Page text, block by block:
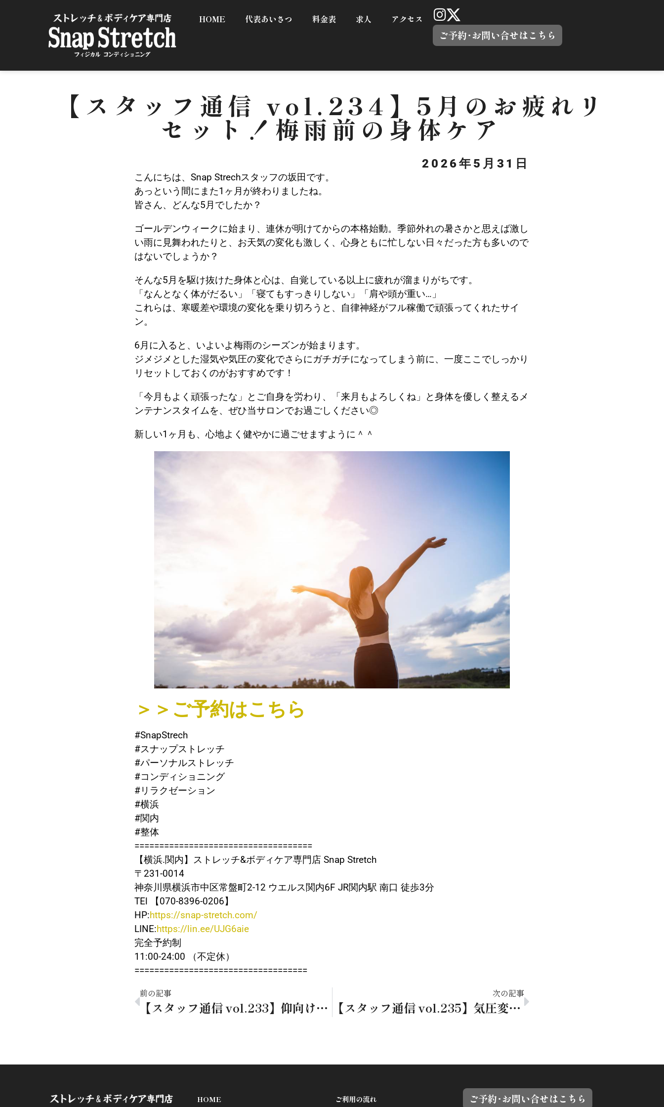
HOME 代表あいさつ 料金表 求人 アクセス
ご予約･お問い合せはこちら
【スタッフ通信 vol.234】5月のお疲れリ
セット！梅雨前の身体ケア
2026年5月31日
こんにちは、Snap Strechスタッフの坂田です。
あっという間にまた1ヶ月が終わりましたね。
皆さん、どんな5月でしたか？
ゴールデンウィークに始まり、連休が明けてからの本格始動。季節外れの暑さかと思えば激し
い雨に見舞われたりと、お天気の変化も激しく、心身ともに忙しない日々だった方も多いので
はないでしょうか？
そんな5月を駆け抜けた身体と心は、自覚している以上に疲れが溜まりがちです。
「なんとなく体がだるい」「寝てもすっきりしない」「肩や頭が重い…」
これらは、寒暖差や環境の変化を乗り切ろうと、自律神経がフル稼働で頑張ってくれたサイ
ン。
6月に入ると、いよいよ梅雨のシーズンが始まります。
ジメジメとした湿気や気圧の変化でさらにガチガチになってしまう前に、一度ここでしっかり
リセットしておくのがおすすめです！
「今月もよく頑張ったな」とご自身を労わり、「来月もよろしくね」と身体を優しく整えるメ
ンテナンスタイムを、ぜひ当サロンでお過ごしください◎
新しい1ヶ月も、心地よく健やかに過ごせますように＾＾
＞＞ご予約はこちら
#SnapStrech
#スナップストレッチ
#パーソナルストレッチ
#コンディショニング
#リラクゼーション
#横浜
#関内
#整体
====================================
【横浜.関内】ストレッチ&ボディケア専門店 Snap Stretch
〒231-0014
神奈川県横浜市中区常盤町2-12 ウエルス関内6F JR関内駅 南口 徒歩3分
TEl 【070-8396-0206】
HP:https://snap-stretch.com/
LINE:https://lin.ee/UJG6aie
完全予約制
11:00-24:00 （不定休）
===================================
前の記事
【スタッフ通信 vol.233】仰向け？横向き？「寝る姿勢」の正解
次の記事
【スタッフ通信 vol.235】気圧変化に伴う体調不良の対策
HOME ご利用の流れ ご予約･お問い合せはこちら